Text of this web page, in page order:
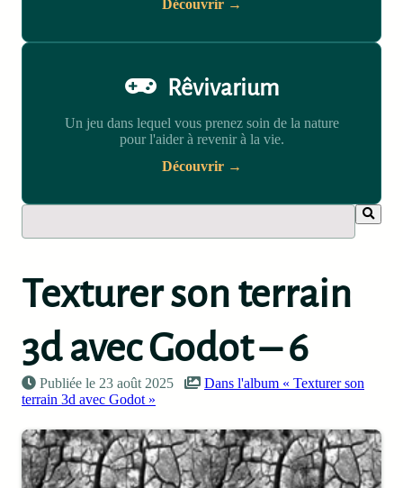
Découvrir →
Rêvivarium
Un jeu dans lequel vous prenez soin de la nature
pour l'aider à revenir à la vie.
Découvrir →
Texturer son terrain
3d avec Godot – 6
Publiée le 23 août 2025
Dans l'album « Texturer son
terrain 3d avec Godot »